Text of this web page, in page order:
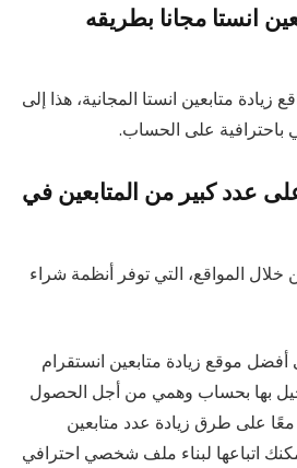
انستا مجانا بطريقه
زيادة متابعين انستا المجانية، هذا إلى
على الحساب.
عدد كبير من المتابعين في
خلال المواقع، التي توفر أنظمة شراء
أفضل موقع زيادة متابعين انستقرام
بها بحساب وهمي من أجل الحصول
معًا على طرق زيادة عدد متابعين
اتباعها لبناء ملف شخصي احترافي